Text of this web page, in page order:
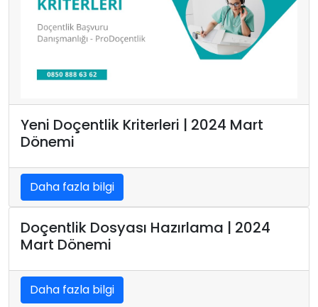
Yeni Doçentlik Kriterleri | 2024 Mart
Dönemi
Daha fazla bilgi
Doçentlik Dosyası Hazırlama | 2024
Mart Dönemi
Daha fazla bilgi